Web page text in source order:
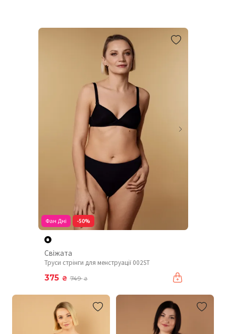
Фан Дні -50%
Свіжата
Труси стрінги для менструації 002ST
375 ₴ 749₴